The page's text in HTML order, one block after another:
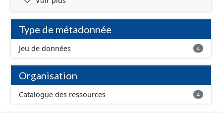
Type de métadonnée
Jeu de données 4
Organisation
Catalogue des ressources 4